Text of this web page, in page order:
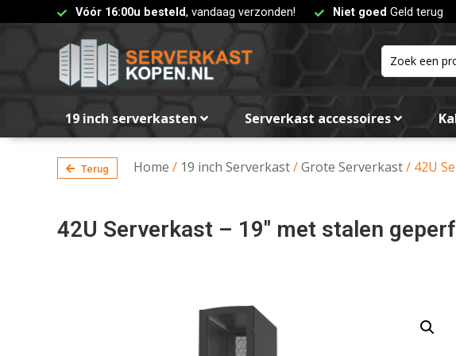
Vóór 16:00u besteld, vandaag verzonden! Niet goed Geld terug
19 inch serverkasten Serverkast accessoires
Terug Home / 19 inch Serverkast/Grote Serverkast/ 42U
42U Serverkast – 19″ met stalen